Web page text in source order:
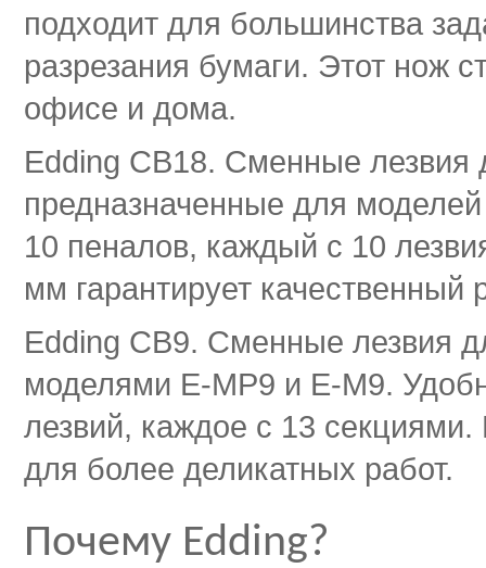
подходит для большинства
разрезания бумаги. Этот нож
офисе и дома.
Edding CB18. Сменные лезвия
предназначенные для
10 пеналов, каждый с 10
мм гарантирует качественный
Edding CB9. Сменные лезвия
моделями Е-МР9 и Е-М9.
лезвий, каждое с 13
для более деликатных работ.
Почему Edding?